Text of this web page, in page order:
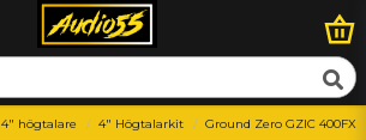
4" högtalare 4" Högtalarkit Ground Zero GZIC 400FX